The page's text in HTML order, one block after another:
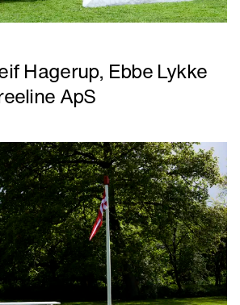
Hagerup, Ebbe Lykke
ApS